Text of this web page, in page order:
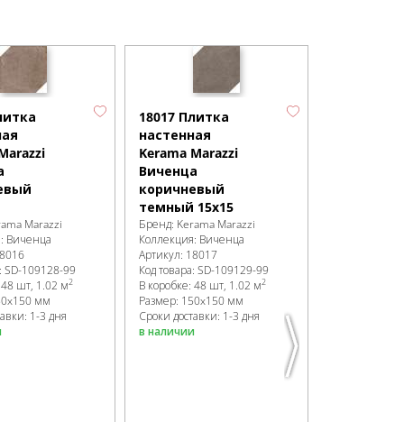
Marazzi
Виченца
SD-109128-99
48 шт, 1.02 м2
мм
1-3 дня
18017 Плитка
настенная
Kerama Marazzi
Виченца
коричневый
темный 15х15
Бренд: Kerama Marazzi
Коллекция: Виченца
Артикул: 18017
Код товара: SD-109129-99
В коробке: 48 шт, 1.02 м2
Размер: 150x150 мм
Сроки доставки: 1-3 дня
в наличии